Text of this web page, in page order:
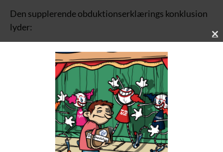
Den supplerende obduktionserklærings konklusion
lyder:
”Ud fra det oplyste, obduktionsfundene og de
supplerende undersøgelser er dødsårsagen ikke
sikkert klarlagt. Det kan muligt dreje sig om følger til
en betændelsestilstand i hjernen (autoimmun
encephalit). Det kan ikke udelukkes, at den påviste
betændelsestilstand i hjernen kan være en følge
efter vaccination mod Covid-19, da der i litteraturen
er beskrevet tilfælde af autoimmun encephalit som
C